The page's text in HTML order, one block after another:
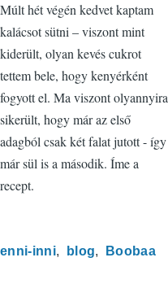
Múlt hét végén kedvet kaptam
kalácsot sütni – viszont mint
kiderült, olyan kevés cukrot
tettem bele, hogy kenyérként
fogyott el. Ma viszont olyannyira
sikerült, hogy már az első
adagból csak két falat jutott - így
már sül is a második. Íme a
recept.
enni-inni blog Boobaa